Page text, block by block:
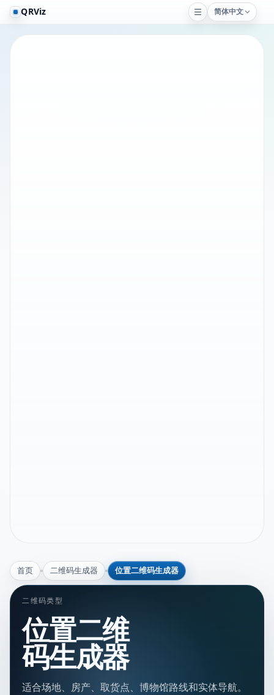
QRViz 简体中文
首页 二维码生成器 位置二维码生成器
二维码类型
位置二维
码生成器
适合场地、房产、取货点、博物馆路线和实体导航。